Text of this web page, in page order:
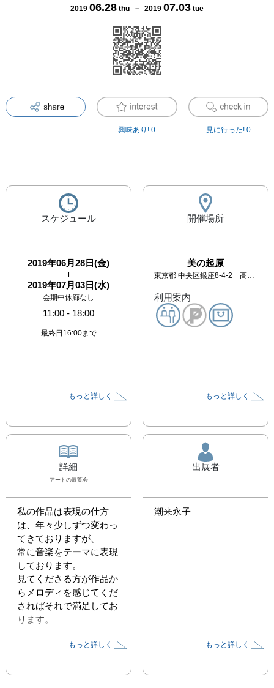
2019 06.28 thu － 2019 07.03 tue
興味あり! 0 見に行った! 0
スケジュール
2019年06月28日(金)
|
2019年07月03日(水)
会期中休廊なし
11:00 - 18:00
最終日16:00まで
もっと詳しく
開催場所
美の起原
東京都 中央区銀座8-4-2 高木屋ビル1階
利用案内
もっと詳しく
詳細
アート の展覧会
私の作品は表現の仕方
は、年々少しずつ変わっ
てきておりますが、
常に音楽をテーマに表現
しております。
見てくださる方が作品か
らメロディを感じてくだ
さればそれで満足してお
ります。
もっと詳しく
出展者
潮来永子
もっと詳しく